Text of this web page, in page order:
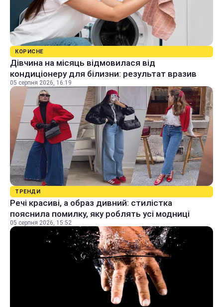
КОРИСНЕ
Дівчина на місяць відмовилася від
кондиціонеру для білизни: результат вразив
05 серпня 2026, 16:19
ТРЕНДИ
Речі красиві, а образ дивний: стилістка
пояснила помилку, яку роблять усі модниці
05 серпня 2026, 15:52